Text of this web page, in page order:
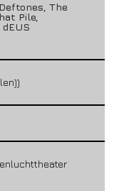
The
Pile,